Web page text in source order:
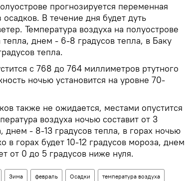
прогнозируется переменная
В течение дня будет дуть
Температура воздуха на полуострове
днем - 6-8 градусов тепла, в Баку
тепла.
с 768 до 764 миллиметров ртутного
ночью установится на уровне 70-
также не ожидается, местами опустится
воздуха ночью составит от 3
днем - 8-13 градусов тепла, в горах ночью
в горах будет 10-12 градусов мороза, днем
от 0 до 5 градусов ниже нуля.
Зима февраль Осадки температура воздуха